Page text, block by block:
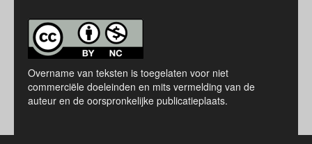
Overname van teksten is toegelaten voor niet
commerciële doeleinden en mits vermelding van de
auteur en de oorspronkelijke publicatieplaats.